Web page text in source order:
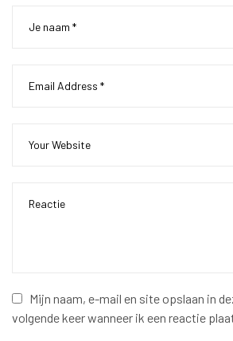
Mijn naam, e-mail en site opslaan in
volgende keer wanneer ik een reactie